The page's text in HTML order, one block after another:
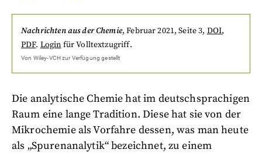
Nachrichten aus der Chemie,Februar 2021, Seite 3, DOI,
PDF. Login für Volltextzugriff.
Von Wiley-VCHzur Verfügung gestellt
Die analytische Chemie hat im deutschsprachigen
Raum eine lange Tradition. Diese hat sie von der
Mikrochemie als Vorfahre dessen, was man heute
als „Spurenanalytik“ bezeichnet, zu einem